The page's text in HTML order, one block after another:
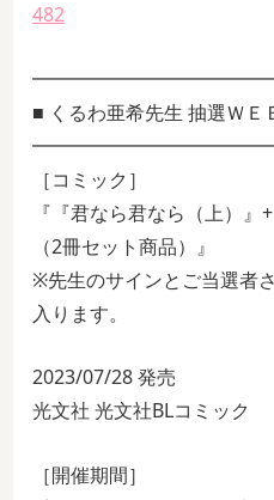
482
■ くるわ亜希先生 抽選ＷＥ
［コミック］
『『君なら君なら（上）』
（2冊セット商品）』
※先生のサインとご当選者
入ります。
2023/07/28 発売
光文社 光文社BLコミック
［開催期間］